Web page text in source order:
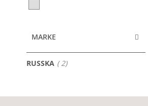
MARKE
RUSSKA 2Artikel